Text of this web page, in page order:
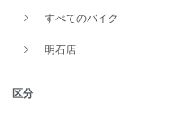
すべてのバイク
明石店
区分